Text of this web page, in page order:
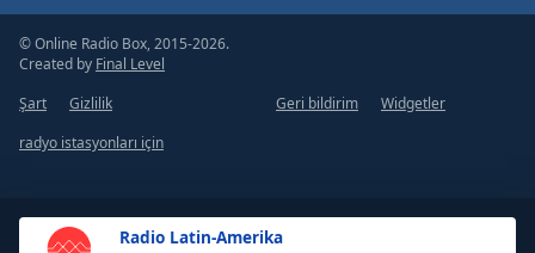
Radio Latin-Amerika
© Online Radio Box, 2015-2026.
Created by Final Level
Şart
Gizlilik Geri bildirim
Widgetler
radyo istasyonları için